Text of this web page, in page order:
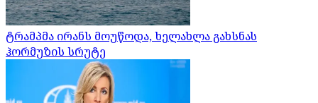
ტრამპმა ირანს მოუწოდა, ხელახლა გახსნას
ჰორმუზის სრუტე